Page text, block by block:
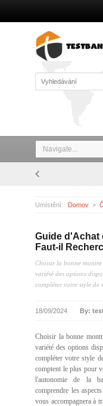
Navigate...
Umístění: Domov
Guide d'Achat
Faut-il
Choisir la bonne
variété des options
compléter votre style de
18/09/2024 By:
Choisir la bonne
variété des options
compléter votre style
comptent le plus pour
l'autonomie de la
comprendre les
vous accompagnera à